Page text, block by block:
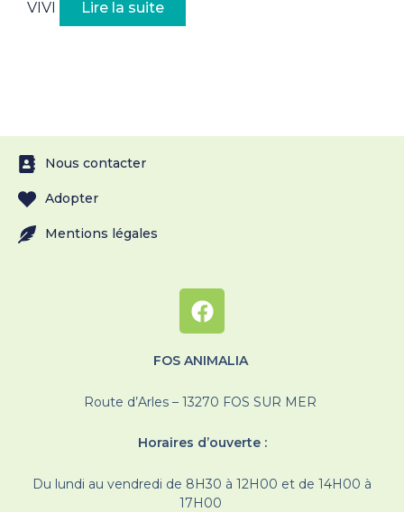
VIVI Lire la suite
Nous contacter
Adopter
Mentions légales
FOS ANIMALIA
Route d’Arles – 13270 FOS SUR MER
Horaires d’ouverte :
Du lundi au vendredi de 8H30 à 12H00 et de 14H00 à
17H00